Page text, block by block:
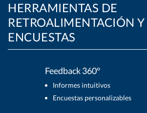
HERRAMIENTAS DE
RETROALIMENTACIÓN Y
ENCUESTAS
Feedback 360°
Informes intuitivos
Encuestas personalizables